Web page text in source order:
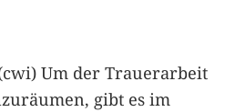
Um der Trauerarbeit
gibt es im